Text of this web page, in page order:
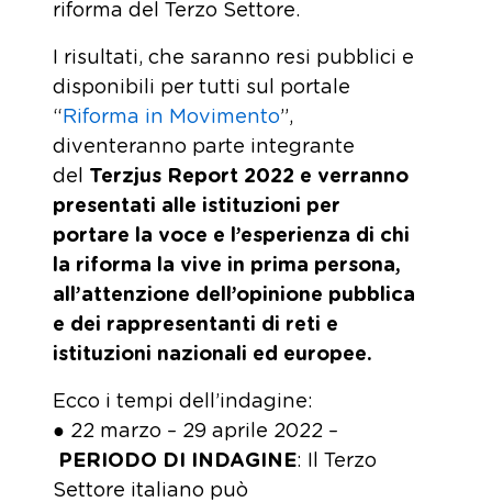
riforma del Terzo Settore.
I risultati, che saranno resi pubblici e
disponibili per tutti sul portale
“Riforma in Movimento”,
diventeranno parte integrante
del Terzjus Report 2022 e verranno
presentati alle istituzioni per
portare la voce e l’esperienza di chi
la riforma la vive in prima persona,
all’attenzione dell’opinione pubblica
e dei rappresentanti di reti e
istituzioni nazionali ed europee.
Ecco i tempi dell’indagine:
● 22 marzo – 29 aprile 2022 –
PERIODO DI INDAGINE: Il Terzo
Settore italiano può